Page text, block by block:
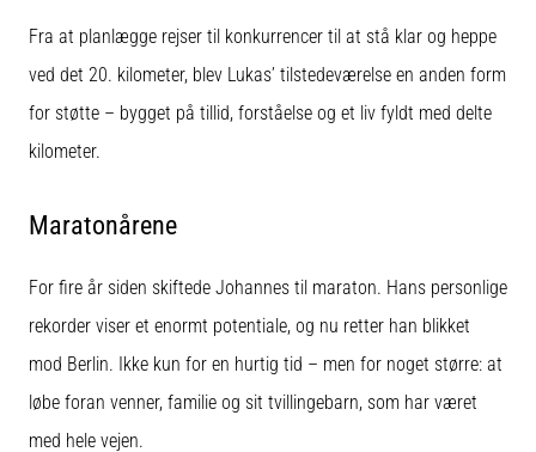
Fra at planlægge rejser til konkurrencer til at stå klar og heppe
ved det 20. kilometer, blev Lukas’ tilstedeværelse en anden form
for støtte – bygget på tillid, forståelse og et liv fyldt med delte
kilometer.
Maratonårene
For fire år siden skiftede Johannes til maraton. Hans personlige
rekorder viser et enormt potentiale, og nu retter han blikket
mod Berlin. Ikke kun for en hurtig tid – men for noget større: at
løbe foran venner, familie og sit tvillingebarn, som har været
med hele vejen.